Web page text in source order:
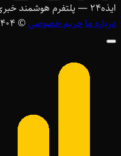
ایذه۲۴ — پلتفرم هوشمند
درباره ماحریم خصوصی© ۱۴۰۴–1405 تمامی حقوق محفوظ است